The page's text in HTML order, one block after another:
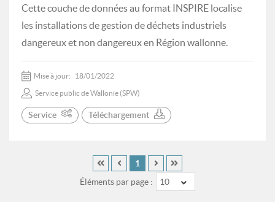
Cette couche de données au format INSPIRE localise
les installations de gestion de déchets industriels
dangereux et non dangereux en Région wallonne.
Mise à jour: 18/01/2022
Service public de Wallonie (SPW)
Service Téléchargement
Éléments par page : 10
1